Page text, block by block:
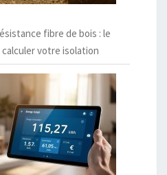
fibre de bois : le
votre isolation